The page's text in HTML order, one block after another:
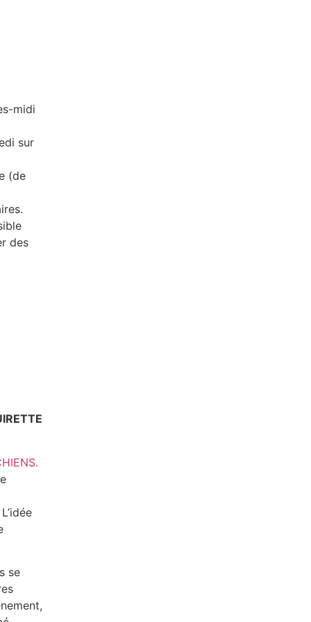
midi
sur
(de
des
se